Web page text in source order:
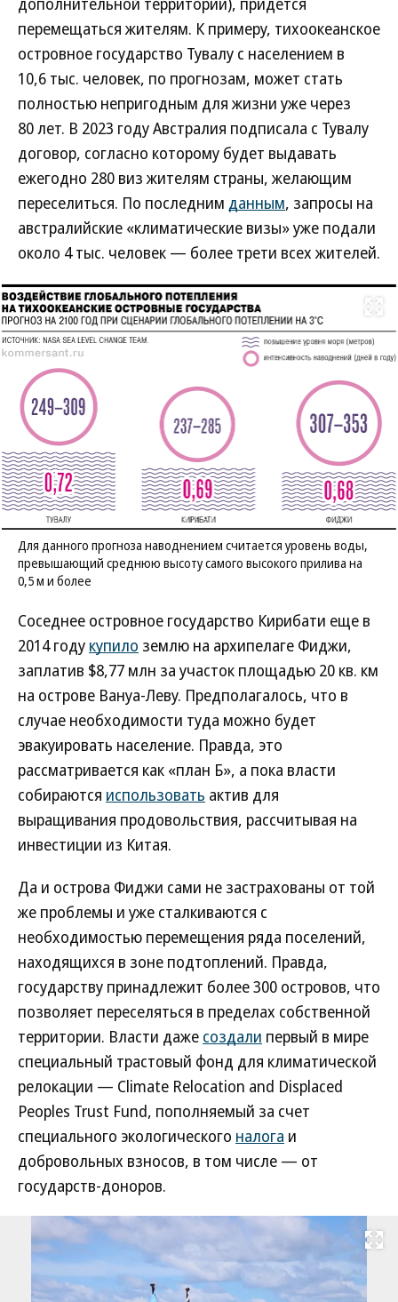
перемещаться жителям. К примеру, тихоокеанское
островное государство Тувалу с населением в
10,6 тыс. человек, по прогнозам, может стать
полностью непригодным для жизни уже через
80 лет. В 2023 году Австралия подписала с Тувалу
договор, согласно которому будет выдавать
ежегодно 280 виз жителям страны, желающим
переселиться. По последним данным, запросы на
австралийские «климатические визы» уже подали
около 4 тыс. человек — более трети всех жителей.
Для данного прогноза наводнением считается уровень воды,
превышающий среднюю высоту самого высокого прилива на
0,5 м и более
Соседнее островное государство Кирибати еще в
2014 году купило землю на архипелаге Фиджи,
заплатив $8,77 млн за участок площадью 20 кв. км
на острове Вануа-Леву. Предполагалось, что в
случае необходимости туда можно будет
эвакуировать население. Правда, это
рассматривается как «план Б», а пока власти
собираются использовать актив для
выращивания продовольствия, рассчитывая на
инвестиции из Китая.
Да и острова Фиджи сами не застрахованы от той
же проблемы и уже сталкиваются с
необходимостью перемещения ряда поселений,
находящихся в зоне подтоплений. Правда,
государству принадлежит более 300 островов, что
позволяет переселяться в пределах собственной
территории. Власти даже создали первый в мире
специальный трастовый фонд для климатической
релокации — Climate Relocation and Displaced
Peoples Trust Fund, пополняемый за счет
специального экологического налога и
добровольных взносов, в том числе — от
государств-доноров.
Развернуть